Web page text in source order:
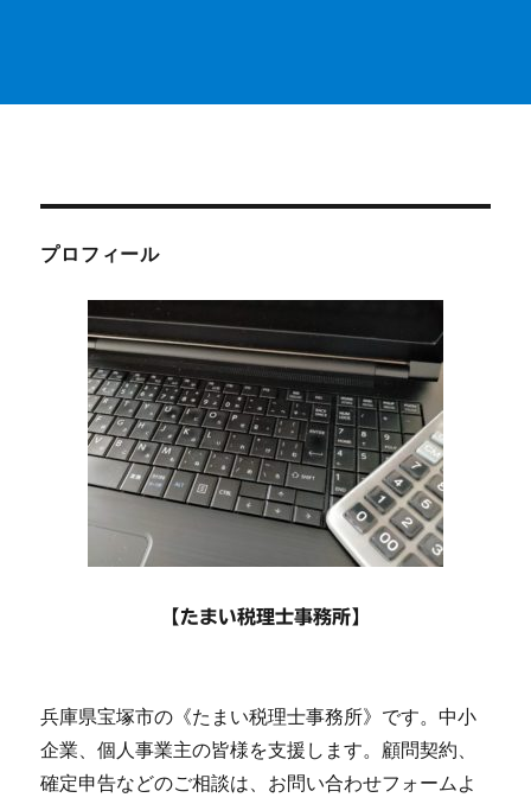
プロフィール
【たまい税理士事務所】
兵庫県宝塚市の《たまい税理士事務所》です。中小
企業、個人事業主の皆様を支援します。顧問契約、
確定申告などのご相談は、お問い合わせフォームよ